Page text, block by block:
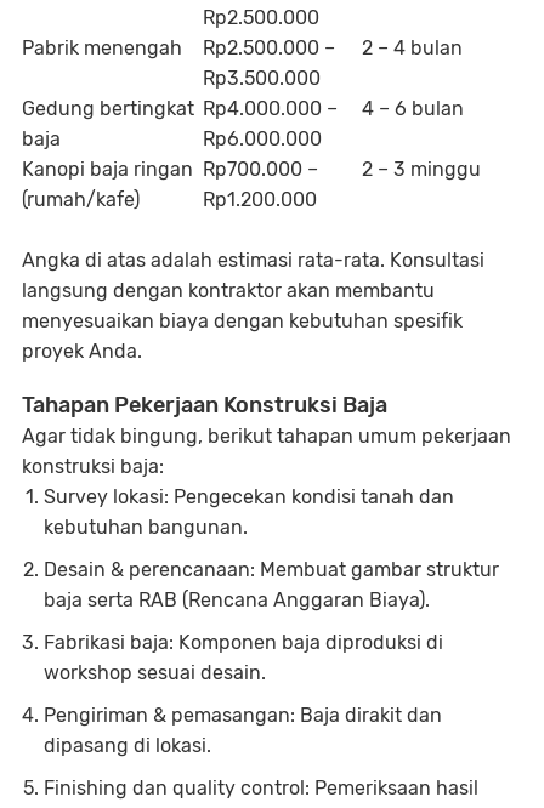
Rp2.500.000
Pabrik menengah
Rp2.500.000 –
Rp3.500.000
2 – 4 bulan
Gedung bertingkat
baja
Rp4.000.000 –
Rp6.000.000
4 – 6 bulan
Kanopi baja ringan
(rumah/kafe)
Rp700.000 –
Rp1.200.000
2 – 3 minggu
Angka di atas adalah estimasi rata-rata. Konsultasi
langsung dengan kontraktor akan membantu
menyesuaikan biaya dengan kebutuhan spesifik
proyek Anda.
Tahapan Pekerjaan Konstruksi Baja
Agar tidak bingung, berikut tahapan umum pekerjaan
konstruksi baja:
Survey lokasi: Pengecekan kondisi tanah dan
kebutuhan bangunan.
Desain & perencanaan: Membuat gambar struktur
baja serta RAB (Rencana Anggaran Biaya).
Fabrikasi baja: Komponen baja diproduksi di
workshop sesuai desain.
Pengiriman & pemasangan: Baja dirakit dan
dipasang di lokasi.
Finishing dan quality control: Pemeriksaan hasil